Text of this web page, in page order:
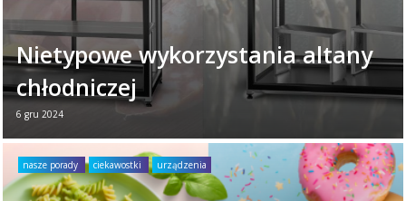
Nietypowe wykorzystania altany
chłodniczej
6 gru 2024
Niekiedy klienci znajdują własne
zastosowania dla gotowych urządzeń, które
skonstruowaliśmy do innych celów. W
jednym z takich przypadków ...
nasze porady ciekawostki urządzenia